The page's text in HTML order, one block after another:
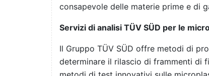
consapevole delle materie prime e di
Servizi di analisi TÜV SÜD per le
Il Gruppo TÜV SÜD offre metodi di
determinare il rilascio di frammenti di